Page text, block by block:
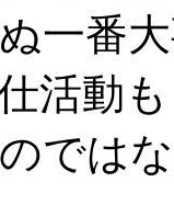
一番
活動
では